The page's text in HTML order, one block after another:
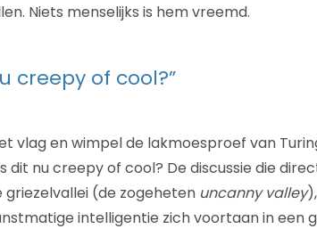
Niets menselijks is hem vreemd.
creepy of cool?”
vlag en wimpel de lakmoesproef van
dit nu creepy of cool? De discussie die
griezelvallei (de zogeheten uncanny valley
intelligentie zich voortaan in een